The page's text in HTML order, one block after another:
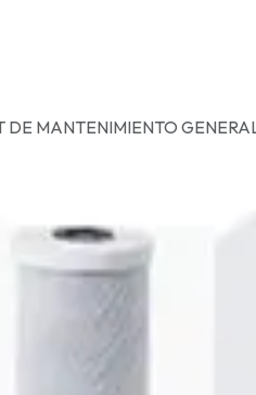
DE MANTENIMIENTO